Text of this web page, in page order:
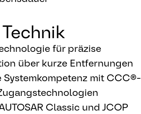
für präzise
über kurze Entfernungen
Systemkompetenz mit CCC®-
Classic und JCOP